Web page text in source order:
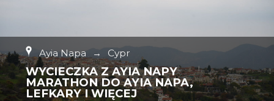
Ayia Napa → Cypr
WYCIECZKA Z AYIA NAPY
MARATHON DO AYIA NAPA,
LEFKARY I WIĘCEJ